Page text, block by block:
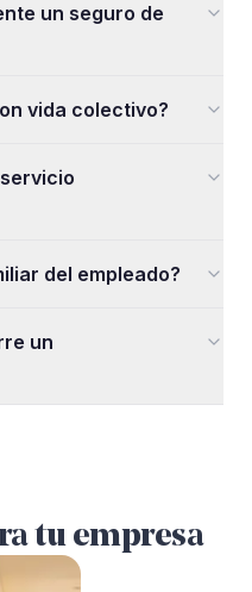
un seguro de
vida colectivo?
del empleado?
un
tu empresa